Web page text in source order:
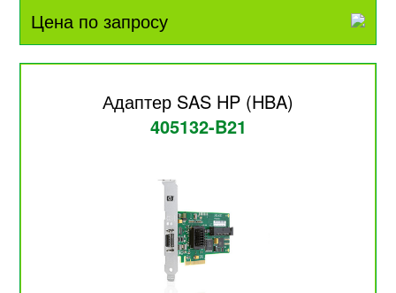
Цена по запросу
Адаптер SAS HP (HBA)
405132-B21